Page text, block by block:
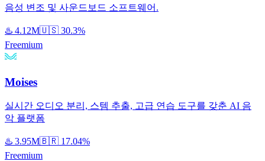
음성 변조 및 사운드보드 소프트웨어.
♨️ 4.12M🇺🇸 30.3%
Freemium
Moises
실시간 오디오 분리, 스템 추출, 고급 연습 도구를 갖춘 AI 음
악 플랫폼
♨️ 3.95M🇧🇷 17.04%
Freemium